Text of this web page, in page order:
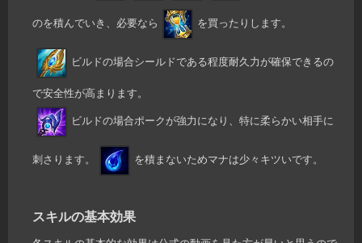
のを積んでいき、必要なら を買ったりします。
ビルドの場合シールドである程度耐久力が確保できるの
で安全性が高まります。
ビルドの場合ポークが強力になり、特に柔らかい相手に
刺さります。 を積まないためマナは少々キツいです。
スキルの基本効果